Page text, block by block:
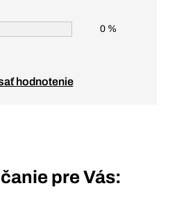
0 %
hodnotenie
pre Vás: